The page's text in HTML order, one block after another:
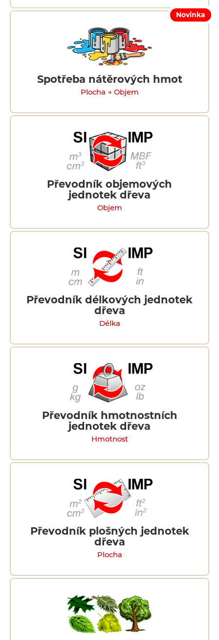
Novinka
Spotřeba nátěrových hmot
Plocha → Objem
Převodník objemových
jednotek dřeva
Objem
Převodník délkových jednotek
dřeva
Délka
Převodník hmotnostních
jednotek dřeva
Hmotnost
Převodník plošných jednotek
dřeva
Plocha